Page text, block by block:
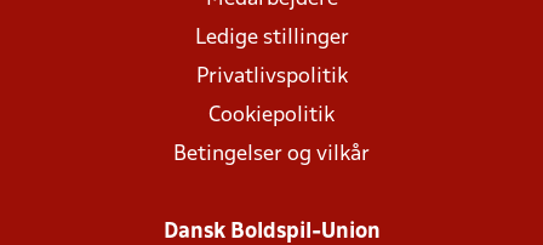
Ledige stillinger
Privatlivspolitik
Cookiepolitik
Betingelser og vilkår
Dansk Boldspil-Union